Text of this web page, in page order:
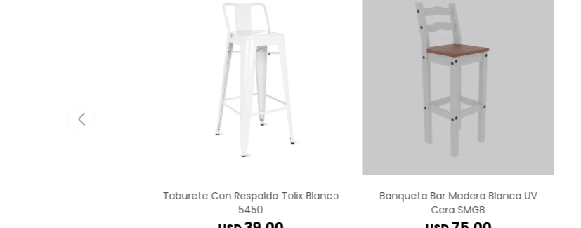
Taburete Con Respaldo Tolix Blanco
5450
Banqueta Bar Madera Blanca UV
Cera SMGB